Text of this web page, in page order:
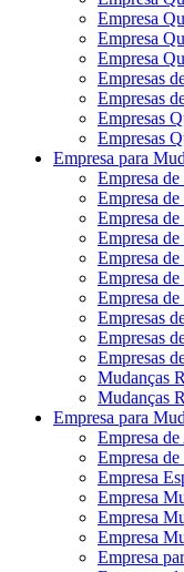
Empresa
Empresa
Empresa
Empresas
Empresas
Empresas
Empresas
Empresa para
Empresa
Empresa
Empresa
Empresa
Empresa
Empresa
Empresa
Empresas
Empresas
Empresas
Mudanças
Mudanças
Empresa para
Empresa
Empresa
Empresa
Empresa
Empresa
Empresa
Empresa